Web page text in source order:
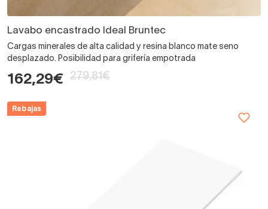
Lavabo encastrado Ideal Bruntec
Cargas minerales de alta calidad y resina blanco mate seno
desplazado. Posibilidad para grifería empotrada
162,29€ 279,81€
Rebajas